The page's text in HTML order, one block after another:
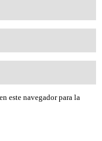
este navegador para la